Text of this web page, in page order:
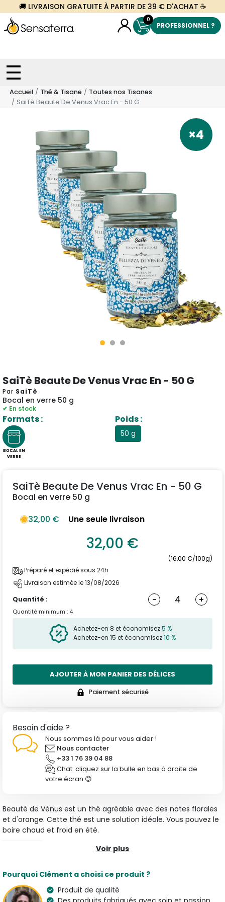
🚚 LIVRAISON GRATUITE À PARTIR DE 39 € D'ACHAT ☕
0
PROFESSIONNEL ?
Accueil Thé & Tisane
Toutes nos Tisanes
SaiTè Beaute De Venus Vrac En - 50 G
×4
SaiTè Beaute De Venus Vrac En - 50 G
Par SaiTè
Bocal en verre 50 g
✔ En stock
Formats :
BOCAL EN
VERRE
Poids :
50 g
SaiTè Beaute De Venus Vrac En - 50 G
Bocal en verre 50 g
32,00 €
Une seule livraison
32,00 €
(16,00 €/100g)
Préparé et expédié sous 24h
Livraison estimée le 13/08/2026
Quantité :
- +
Quantité minimum : 4
Achetez-en 8 et économisez5 %
Achetez-en 15 et économisez10 %
AJOUTER À MON PANIER DES DÉLICES
Paiement sécurisé
Besoin d'aide ?
Nous sommes là pour vous aider !
Nous contacter
+33 1 76 39 04 88
Chat: cliquez sur la bulle en bas à droite de
votre écran 😊
Beauté de Vénus est un thé agréable avec des notes florales
et d'orange. Cette thé est une solution idéale. Vous pouvez le
boire chaud et froid en été.
Toutes nos Tisanes
Floral & Orange
Origine
Voir plus
Pourquoi Clément a choisi ce produit ?
Produit de qualité